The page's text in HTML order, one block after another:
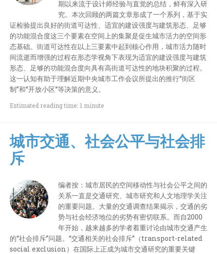
期以来流于设计师经验与直觉的总结，鲜有深入研
究。本次回顾的两篇文章形成了一个系列，基于实
证检验提出良好的街道可达性、适宜的建设强度与建筑形态、足够
的功能混合度这三个要素在空间上的集聚是促生城市活力的空间形
态基础。街道可达性在以上三要素中起到核心作用，城市活力随时
间流逝而增强的过程在形态学视角下表现为适宜的建设强度与建筑
形态、足够的功能混合度向具有高街道可达性的地块积聚的过程。
这一认知有助于理解近期中央城市工作会议所提出的推行“街区
制”和“开放小区“等决策的意义。
Estimated reading time: 1 minute
城市交通、社会公平与社会排
斥
编者按：城市居民的空间移动性与社会公平之间的
关系一直是交通研究、城市研究和人文地理学关注
的重要问题。大量的交通调查结果揭示，交通的劣
势与社会经济地位的劣势有密切联系。而自2000
年开始，越来越多的学者着重讨论由城市交通产生
的“社会排斥”问题。“交通相关的社会排斥”（transport-related
social exclusion）在国际上正成为城市交通研究的重要关键